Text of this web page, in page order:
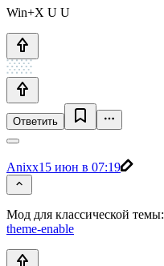
Win+X U U
Ответить
Anixx15 июн в 07:19
Мод для классической темы:
theme-enable